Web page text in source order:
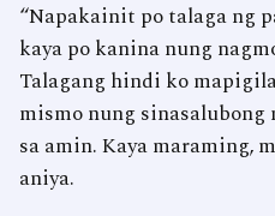
“Napakainit po talaga ng
kaya po kanina nung
Talagang hindi ko
mismo nung
sa amin. Kaya maraming,
aniya.